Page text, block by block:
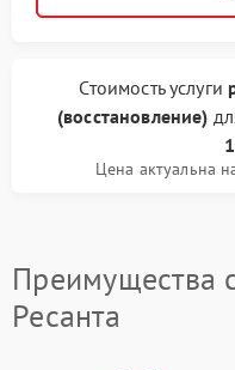
Стоимость услуги
(восстановление)
Цена актуальна
Преимущества
Ресанта